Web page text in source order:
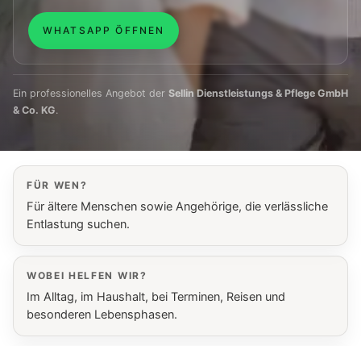
WHATSAPP ÖFFNEN
Ein professionelles Angebot der Sellin Dienstleistungs & Pflege GmbH
& Co. KG.
FÜR WEN?
Für ältere Menschen sowie Angehörige, die verlässliche
Entlastung suchen.
WOBEI HELFEN WIR?
Im Alltag, im Haushalt, bei Terminen, Reisen und
besonderen Lebensphasen.